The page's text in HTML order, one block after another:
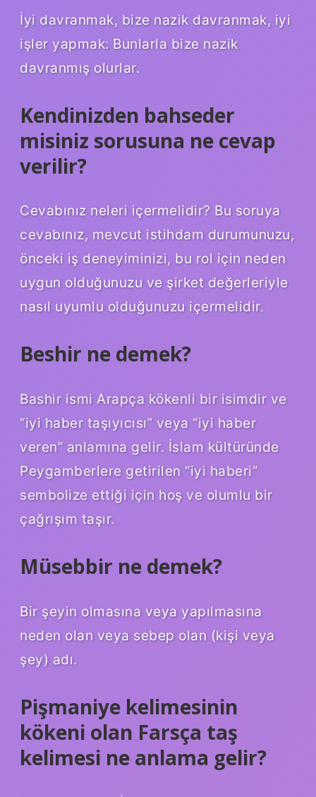
İyi davranmak, bize nazik davranmak, iyi
işler yapmak: Bunlarla bize nazik
davranmış olurlar.
Kendinizden bahseder
misiniz sorusuna ne cevap
verilir?
Cevabınız neleri içermelidir? Bu soruya
cevabınız, mevcut istihdam durumunuzu,
önceki iş deneyiminizi, bu rol için neden
uygun olduğunuzu ve şirket değerleriyle
nasıl uyumlu olduğunuzu içermelidir.
Beshir ne demek?
Bashir ismi Arapça kökenli bir isimdir ve
“iyi haber taşıyıcısı” veya “iyi haber
veren” anlamına gelir. İslam kültüründe
Peygamberlere getirilen “iyi haberi”
sembolize ettiği için hoş ve olumlu bir
çağrışım taşır.
Müsebbir ne demek?
Bir şeyin olmasına veya yapılmasına
neden olan veya sebep olan (kişi veya
şey) adı.
Pişmaniye kelimesinin
kökeni olan Farsça taş
kelimesi ne anlama gelir?